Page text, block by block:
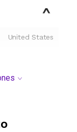
United States